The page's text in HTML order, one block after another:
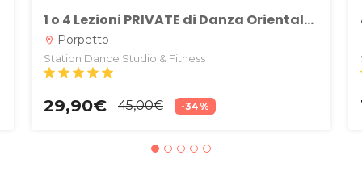
1 o 4 Lezioni PRIVATE di Danza Orientale o American Line Dance per adulti, bambine o ragazze alla Scuola Station Dance Studio & Fitness di Corgnolo di Porpetto
location_on Porpetto
Station Dance Studio & Fitness
star star star star star
29,90€ 45,00€ -34%